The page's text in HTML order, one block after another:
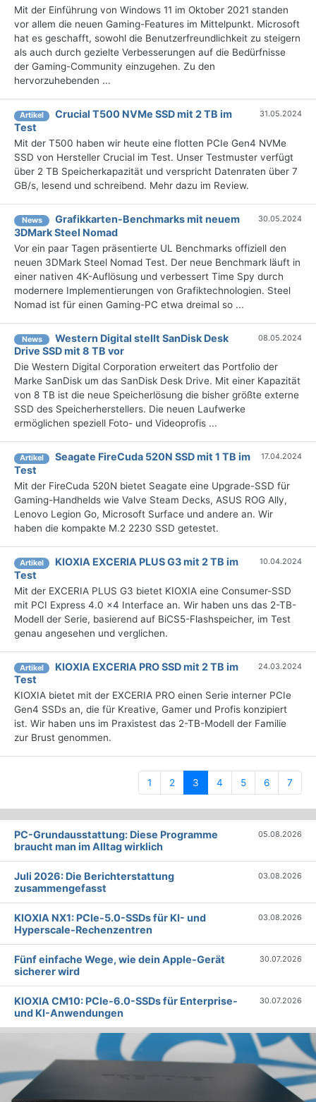
Mit der Einführung von Windows 11 im Oktober 2021 standen
vor allem die neuen Gaming-Features im Mittelpunkt. Microsoft
hat es geschafft, sowohl die Benutzerfreundlichkeit zu steigern
als auch durch gezielte Verbesserungen auf die Bedürfnisse
der Gaming-Community einzugehen. Zu den
hervorzuhebenden ...
Artikel
Crucial T500 NVMe SSD mit 2 TB im
Test
31.05.2024
Mit der T500 haben wir heute eine flotten PCIe Gen4 NVMe
SSD von Hersteller Crucial im Test. Unser Testmuster verfügt
über 2 TB Speicherkapazität und verspricht Datenraten über 7
GB/s, lesend und schreibend. Mehr dazu im Review.
News
Grafikkarten-Benchmarks mit neuem
3DMark Steel Nomad
30.05.2024
Vor ein paar Tagen präsentierte UL Benchmarks offiziell den
neuen 3DMark Steel Nomad Test. Der neue Benchmark läuft in
einer nativen 4K-Auflösung und verbessert Time Spy durch
modernere Implementierungen von Grafiktechnologien. Steel
Nomad ist für einen Gaming-PC etwa dreimal so ...
News
Western Digital stellt SanDisk Desk
Drive SSD mit 8 TB vor
08.05.2024
Die Western Digital Corporation erweitert das Portfolio der
Marke SanDisk um das SanDisk Desk Drive. Mit einer Kapazität
von 8 TB ist die neue Speicherlösung die bisher größte externe
SSD des Speicherherstellers. Die neuen Laufwerke
ermöglichen speziell Foto- und Videoprofis ...
Artikel
Seagate FireCuda 520N SSD mit 1 TB im
Test
17.04.2024
Mit der FireCuda 520N bietet Seagate eine Upgrade-SSD für
Gaming-Handhelds wie Valve Steam Decks, ASUS ROG Ally,
Lenovo Legion Go, Microsoft Surface und andere an. Wir
haben die kompakte M.2 2230 SSD getestet.
Artikel
KIOXIA EXCERIA PLUS G3 mit 2 TB im
Test
10.04.2024
Mit der EXCERIA PLUS G3 bietet KIOXIA eine Consumer-SSD
mit PCI Express 4.0 x4 Interface an. Wir haben uns das 2-TB-
Modell der Serie, basierend auf BiCS5-Flashspeicher, im Test
genau angesehen und verglichen.
Artikel
KIOXIA EXCERIA PRO SSD mit 2 TB im
Test
24.03.2024
KIOXIA bietet mit der EXCERIA PRO einen Serie interner PCIe
Gen4 SSDs an, die für Kreative, Gamer und Profis konzipiert
ist. Wir haben uns im Praxistest das 2-TB-Modell der Familie
zur Brust genommen.
1 2 3 (current)
4 5 6 7
PC-Grundausstattung: Diese Programme
braucht man im Alltag wirklich
05.08.2026
Juli 2026: Die Bericht­erstattung
zusammengefasst
03.08.2026
KIOXIA NX1: PCIe-5.0-SSDs für KI- und
Hyperscale-Rechenzentren
03.08.2026
Fünf einfache Wege, wie dein Apple-Gerät
sicherer wird
30.07.2026
KIOXIA CM10: PCIe-6.0-SSDs für Enterprise-
und KI-Anwendungen
30.07.2026